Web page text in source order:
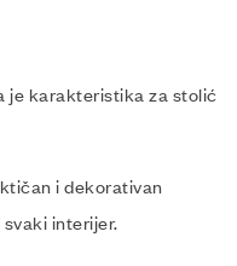
je karakteristika za stolić
i dekorativan
interijer.